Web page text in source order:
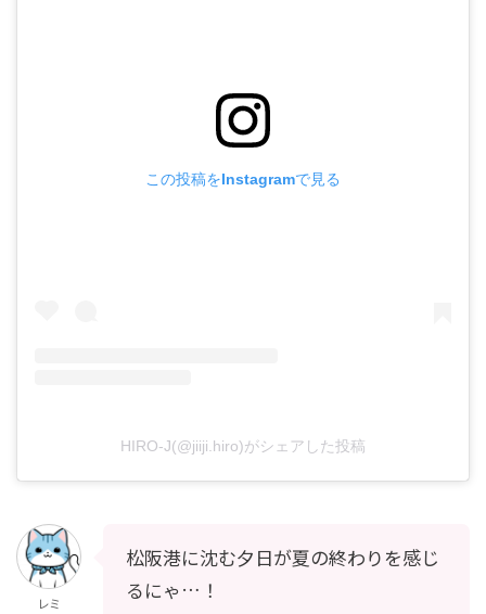
この投稿をInstagramで見る
HIRO-J(@jiiji.hiro)がシェアした投稿
レミ
松阪港に沈む夕日が夏の終わりを感じ
るにゃ…！